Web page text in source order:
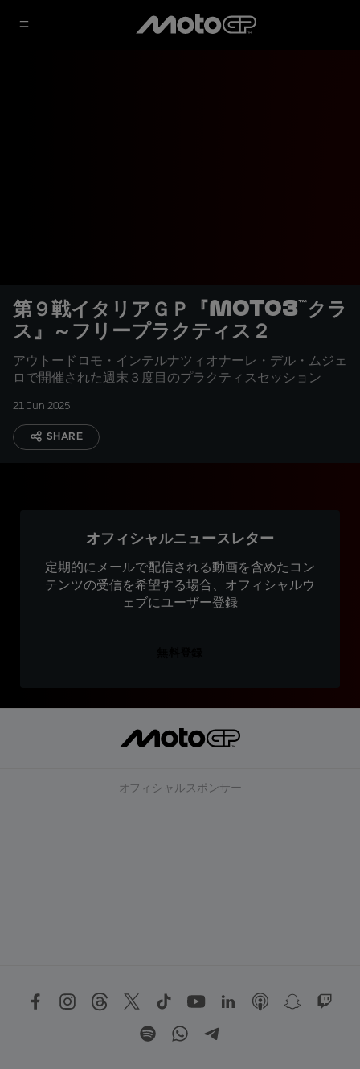
第９戦イタリアＧＰ『Moto3™クラ
ス』～フリープラクティス２
アウトードロモ・インテルナツィオナーレ・デル・ムジェ
ロで開催された週末３度目のプラクティスセッション
21 Jun 2025
SHARE
オフィシャルニュースレター
定期的にメールで配信される動画を含めたコン
テンツの受信を希望する場合、オフィシャルウ
ェブにユーザー登録
オフィシャルスポンサー